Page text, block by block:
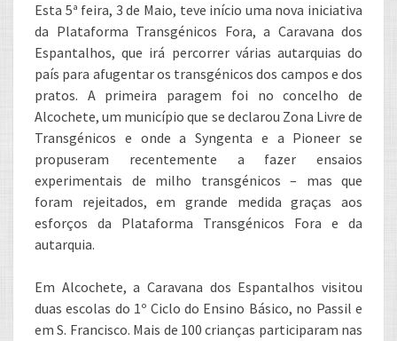
Esta 5ª feira, 3 de Maio, teve início uma nova iniciativa
da Plataforma Transgénicos Fora, a Caravana dos
Espantalhos, que irá percorrer várias autarquias do
país para afugentar os transgénicos dos campos e dos
pratos. A primeira paragem foi no concelho de
Alcochete, um município que se declarou Zona Livre de
Transgénicos e onde a Syngenta e a Pioneer se
propuseram recentemente a fazer ensaios
experimentais de milho transgénicos – mas que
foram rejeitados, em grande medida graças aos
esforços da Plataforma Transgénicos Fora e da
autarquia.
Em Alcochete, a Caravana dos Espantalhos visitou
duas escolas do 1º Ciclo do Ensino Básico, no Passil e
em S. Francisco. Mais de 100 crianças participaram nas